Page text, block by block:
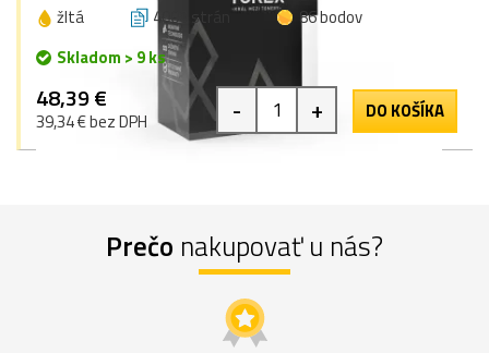
žltá 4000 strán
86 bodov
Skladom > 9 ks
48,39 €
39,34 € bez DPH - + DO KOŠÍKA
Prečo nakupovať u nás?